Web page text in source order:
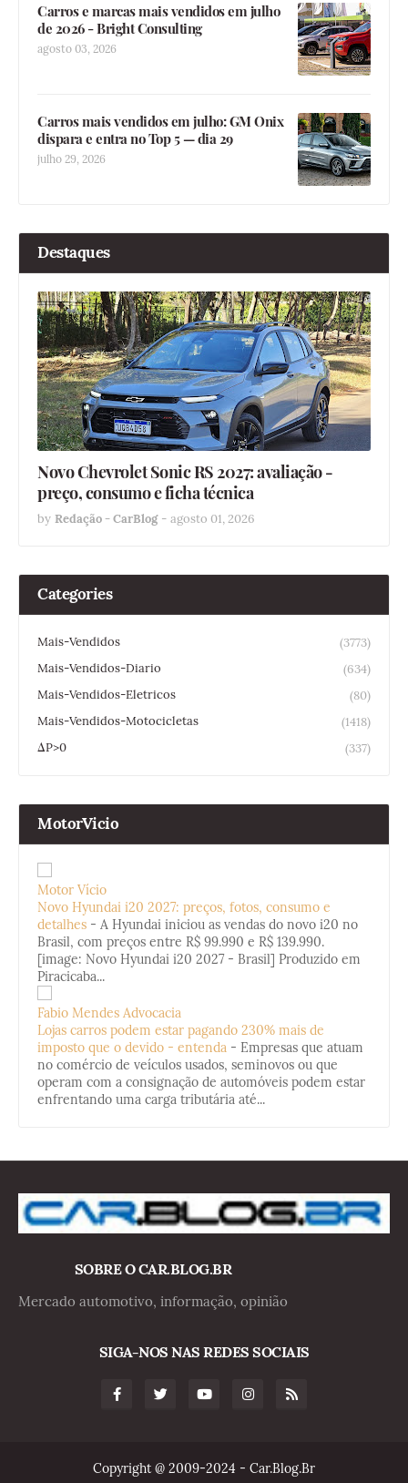
Carros e marcas mais vendidos em julho
de 2026 - Bright Consulting
agosto 03, 2026
Carros mais vendidos em julho: GM Onix
dispara e entra no Top 5 — dia 29
julho 29, 2026
Destaques
Novo Chevrolet Sonic RS 2027: avaliação -
preço, consumo e ficha técnica
by Redação - CarBlog - agosto 01, 2026
Categories
Mais-Vendidos
(3773)
Mais-Vendidos-Diario
(634)
Mais-Vendidos-Eletricos
(80)
Mais-Vendidos-Motocicletas
(1418)
ΔP>0
(337)
MotorVicio
Motor Vício
Novo Hyundai i20 2027: preços, fotos, consumo e
detalhes - A Hyundai iniciou as vendas do novo i20 no
Brasil, com preços entre R$ 99.990 e R$ 139.990.
[image: Novo Hyundai i20 2027 - Brasil] Produzido em
Piracicaba...
Fabio Mendes Advocacia
Lojas carros podem estar pagando 230% mais de
imposto que o devido - entenda - Empresas que atuam
no comércio de veículos usados, seminovos ou que
operam com a consignação de automóveis podem estar
enfrentando uma carga tributária até...
SOBRE O CAR.BLOG.BR
Mercado automotivo, informação, opinião
SIGA-NOS NAS REDES SOCIAIS
Copyright @ 2009-2024 - Car.Blog.Br